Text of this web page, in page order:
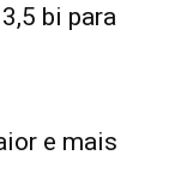
bi para
e mais